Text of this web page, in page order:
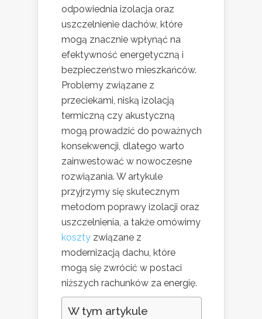
odpowiednia izolacja oraz
uszczelnienie dachów, które
mogą znacznie wpłynąć na
efektywność energetyczną i
bezpieczeństwo mieszkańców.
Problemy związane z
przeciekami, niską izolacją
termiczną czy akustyczną
mogą prowadzić do poważnych
konsekwencji, dlatego warto
zainwestować w nowoczesne
rozwiązania. W artykule
przyjrzymy się skutecznym
metodom poprawy izolacji oraz
uszczelnienia, a także omówimy
koszty związane z
modernizacją dachu, które
mogą się zwrócić w postaci
niższych rachunków za energię.
W tym artykule